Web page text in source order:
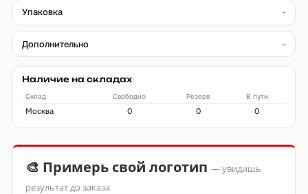
Упаковка
Дополнительно
Наличие на складах
Склад Свободно Резерв В пути
Москва 0 0 0
🎨 Примерь свой логотип — увидишь
результат до заказа